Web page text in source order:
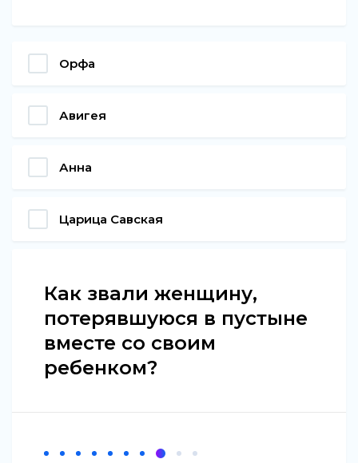
Орфа
Авигея
Анна
Царица Савская
Как звали женщину,
потерявшуюся в пустыне
вместе со своим
ребенком?